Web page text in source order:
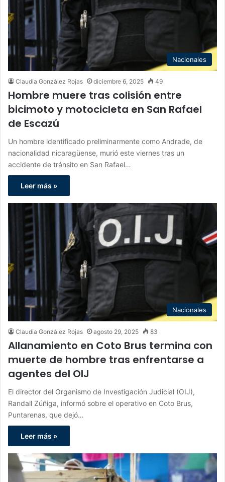
Nacionales
Claudia González Rojas diciembre 6, 2025 49
Hombre muere tras colisión entre
bicimoto y motocicleta en San Rafael
de Escazú
Un hombre identificado preliminarmente como Andrade, de
nacionalidad nicaragüense, murió este viernes tras un
accidente de tránsito en San Rafael…
Leer más »
Nacionales
Claudia González Rojas agosto 29, 2025 83
Allanamiento en Coto Brus termina con
muerte de hombre tras enfrentarse a
agentes del OIJ
El director del Organismo de Investigación Judicial (OIJ),
Randall Zúñiga, informó sobre el operativo en Coto Brus,
Puntarenas, que dejó…
Leer más »